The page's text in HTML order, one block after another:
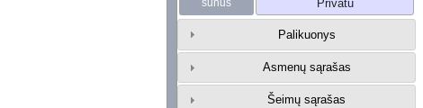
sūnus Privatu
Palikuonys
Asmenų sąrašas
Šeimų sąrašas